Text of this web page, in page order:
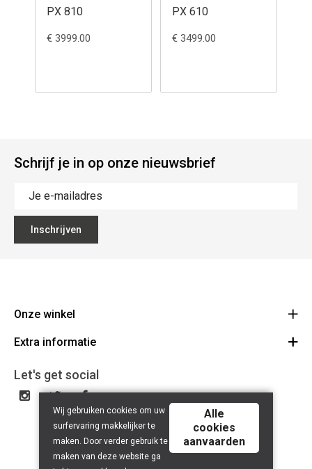
PX 810
€ 3999.00
PX 610
€ 3499.00
Schrijf je in op onze nieuwsbrief
Inschrijven
Onze winkel
Lippenslaan 12
Route
Tel: +32 50 62 83 43
BE 0464.125.105
Extra informatie
Algemene Voorwaarden
Privacy Policy
Let's get social
Wij gebruiken cookies om uw
surfervaring makkelijker te
maken. Door verder gebruik te
maken van deze website ga
Alle
cookies
aanvaarden